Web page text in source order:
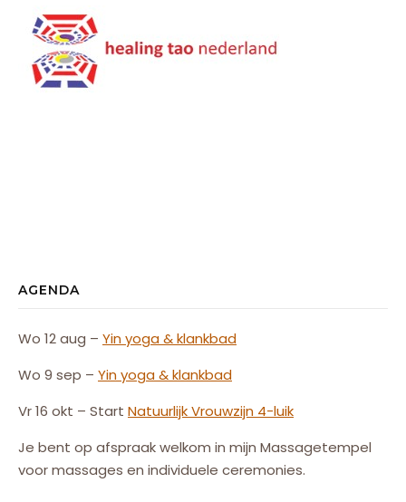
AGENDA
Wo 12 aug – Yin yoga & klankbad
Wo 9 sep – Yin yoga & klankbad
Vr 16 okt – Start NatuurlijkVrouwzijn 4-luik
Je bent op afspraak welkom in mijn Massagetempel
voor massages en individuele ceremonies.